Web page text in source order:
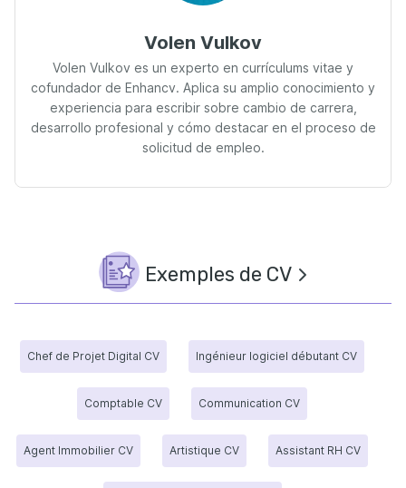
Volen Vulkov
Volen Vulkov es un experto en currículums vitae y
cofundador de Enhancv. Aplica su amplio conocimiento y
experiencia para escribir sobre cambio de carrera,
desarrollo profesional y cómo destacar en el proceso de
solicitud de empleo.
Exemples de CV
Chef de Projet Digital CV Ingénieur logiciel débutant CV
Comptable CV Communication CV
Agent Immobilier CV Artistique CV Assistant RH CV